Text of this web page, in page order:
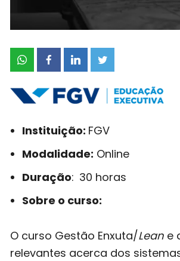
Instituição: FGV
Modalidade: Online
Duração: 30 horas
Sobre o curso:
O curso Gestão Enxuta/Leane
relevantes acerca dos